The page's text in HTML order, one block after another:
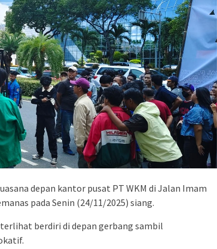
depan kantor pusat PT WKM di Jalan Imam
pada Senin (24/11/2025) siang.
berdiri di depan gerbang sambil